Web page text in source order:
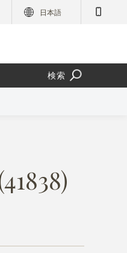
日本語
検索